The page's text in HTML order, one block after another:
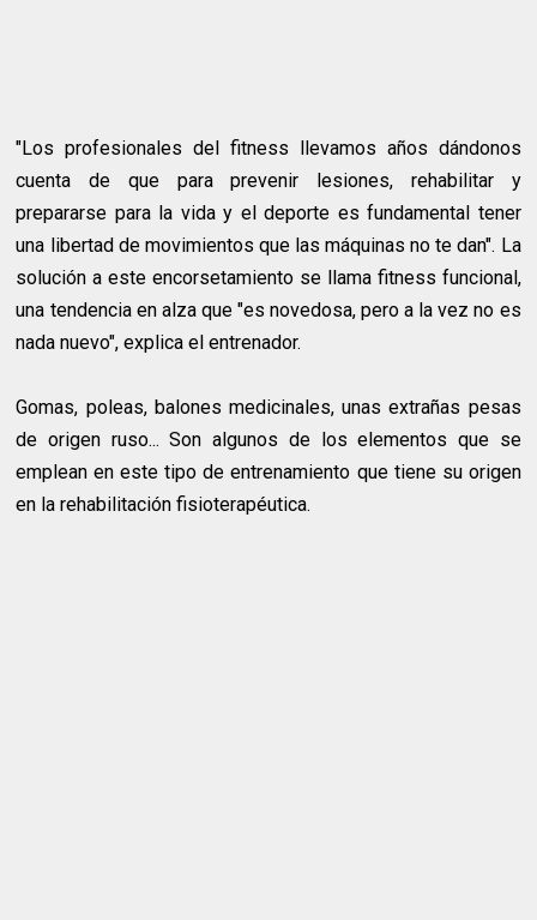
"Los profesionales del fitness llevamos años dándonos
cuenta de que para prevenir lesiones, rehabilitar y
prepararse para la vida y el deporte es fundamental tener
una libertad de movimientos que las máquinas no te dan". La
solución a este encorsetamiento se llama fitness funcional,
una tendencia en alza que "es novedosa, pero a la vez no es
nada nuevo", explica el entrenador.
Gomas, poleas, balones medicinales, unas extrañas pesas
de origen ruso... Son algunos de los elementos que se
emplean en este tipo de entrenamiento que tiene su origen
en la rehabilitación fisioterapéutica.